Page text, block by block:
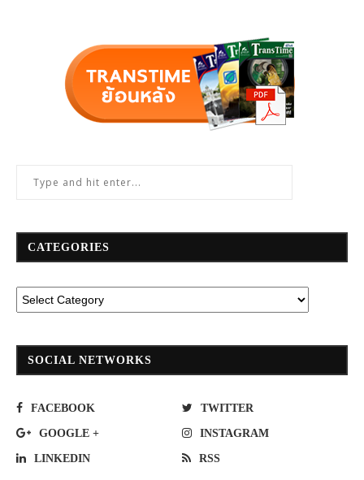
CATEGORIES
SOCIAL NETWORKS
FACEBOOK TWITTER
GOOGLE + INSTAGRAM
LINKEDIN RSS